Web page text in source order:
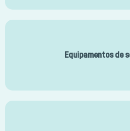
Equipamentos de